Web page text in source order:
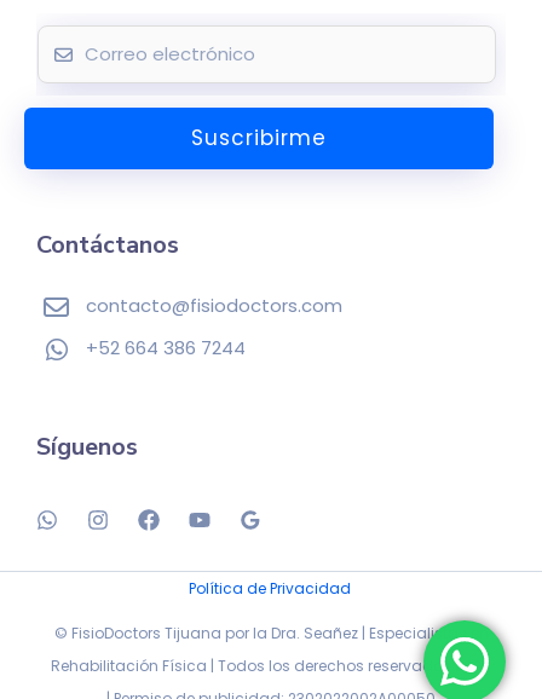
E
m
a
l
Suscribirme
Contáctanos
contacto@fisiodoctors.com
+52 664 386 7244
Síguenos
Política de Privacidad
© FisioDoctors Tijuana por la Dra. Seañez | Especialistas en
Rehabilitación Física | Todos los derechos reservados 2026